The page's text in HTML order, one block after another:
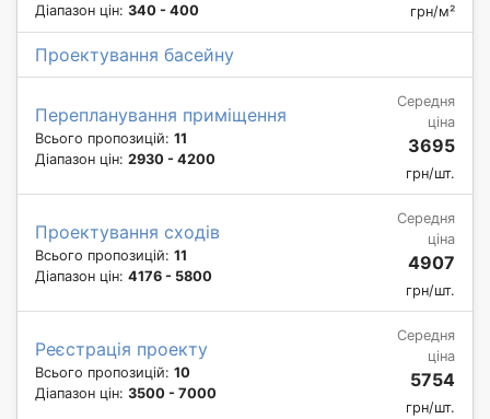
Діапазон цін: 340 - 400 грн/м²
Проектування басейну
Перепланування приміщення
Всього пропозицій: 11
Діапазон цін: 2930 - 4200
Середня
ціна
3695
грн/шт.
Проектування сходів
Всього пропозицій: 11
Діапазон цін: 4176 - 5800
Середня
ціна
4907
грн/шт.
Реєстрація проекту
Всього пропозицій: 10
Діапазон цін: 3500 - 7000
Середня
ціна
5754
грн/шт.